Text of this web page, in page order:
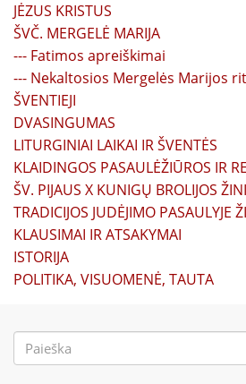
JĖZUS KRISTUS
ŠVČ. MERGELĖ MARIJA
--- Fatimos apreiškimai
--- Nekaltosios Mergelės Marijos
ŠVENTIEJI
DVASINGUMAS
LITURGINIAI LAIKAI IR ŠVENTĖS
KLAIDINGOS PASAULĖŽIŪROS IR
ŠV. PIJAUS X KUNIGŲ BROLIJOS
TRADICIJOS JUDĖJIMO PASAULYJE
KLAUSIMAI IR ATSAKYMAI
ISTORIJA
POLITIKA, VISUOMENĖ, TAUTA
Paieškos